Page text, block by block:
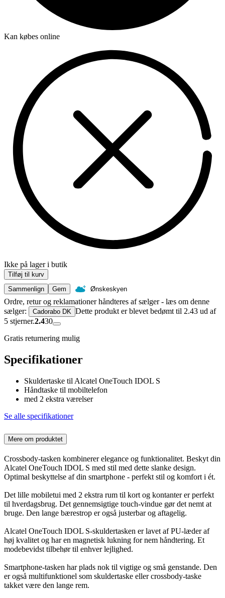
Kan købes online
Ikke på lager i butik
Tilføj til kurv
Sammenlign
Gem Ønskeskyen
Ordre, retur og reklamationer håndteres af sælger - læs om denne
sælger:
Cadorabo DK Dette produkt er blevet bedømt til 2.43 ud af
5 stjerner.2.430
Gratis returnering mulig
Specifikationer
Skuldertaske til Alcatel OneTouch IDOL S
Håndtaske til mobiltelefon
med 2 ekstra værelser
Se alle specifikationer
Mere om produktet
Crossbody-tasken kombinerer elegance og funktionalitet. Beskyt din
Alcatel OneTouch IDOL S med stil med dette slanke design.
Optimal beskyttelse af din smartphone - perfekt stil og komfort i ét.
Det lille mobiletui med 2 ekstra rum til kort og kontanter er perfekt
til hverdagsbrug. Det gennemsigtige touch-vindue gør det nemt at
bruge. Den lange bærestrop er også justerbar og aftagelig.
Alcatel OneTouch IDOL S-skuldertasken er lavet af PU-læder af
høj kvalitet og har en magnetisk lukning for nem håndtering. Et
modebevidst tilbehør til enhver lejlighed.
Smartphone-tasken har plads nok til vigtige og små genstande. Den
er også multifunktionel som skuldertaske eller crossbody-taske
takket være den lange rem.